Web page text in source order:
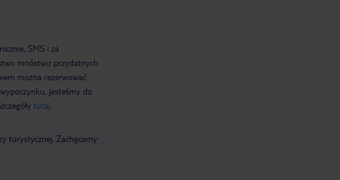
SMS i za
mnóstwo przydatnych
można rezerwować
jesteśmy do
tutaj
turystycznej. Zachęcamy